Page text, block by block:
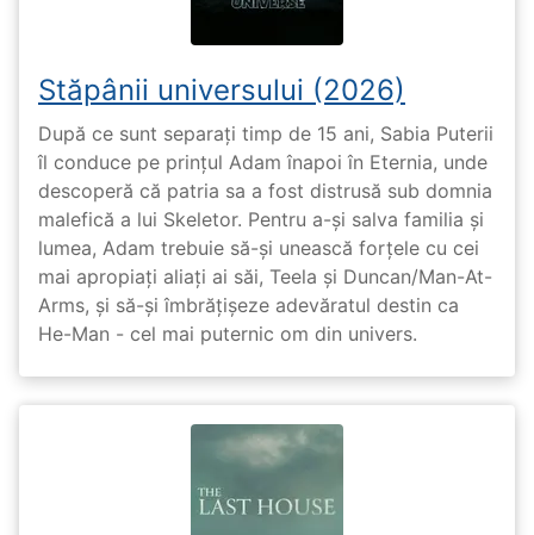
Stăpânii universului (2026)
După ce sunt separați timp de 15 ani, Sabia Puterii
îl conduce pe prințul Adam înapoi în Eternia, unde
descoperă că patria sa a fost distrusă sub domnia
malefică a lui Skeletor. Pentru a-și salva familia și
lumea, Adam trebuie să-și unească forțele cu cei
mai apropiați aliați ai săi, Teela și Duncan/Man-At-
Arms, și să-și îmbrățișeze adevăratul destin ca
He-Man - cel mai puternic om din univers.